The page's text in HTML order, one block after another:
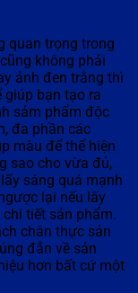
quan trọng trong
cũng không phải
ảnh đen trắng thì
giúp bạn tạo ra
sảm phẩm độc
đa phần các
màu để thể hiện
sao cho vừa đủ,
sáng quá mạnh
lại nếu lấy
tiết sản phẩm.
chân thực sản
đắn về sản
hơn bất cứ một